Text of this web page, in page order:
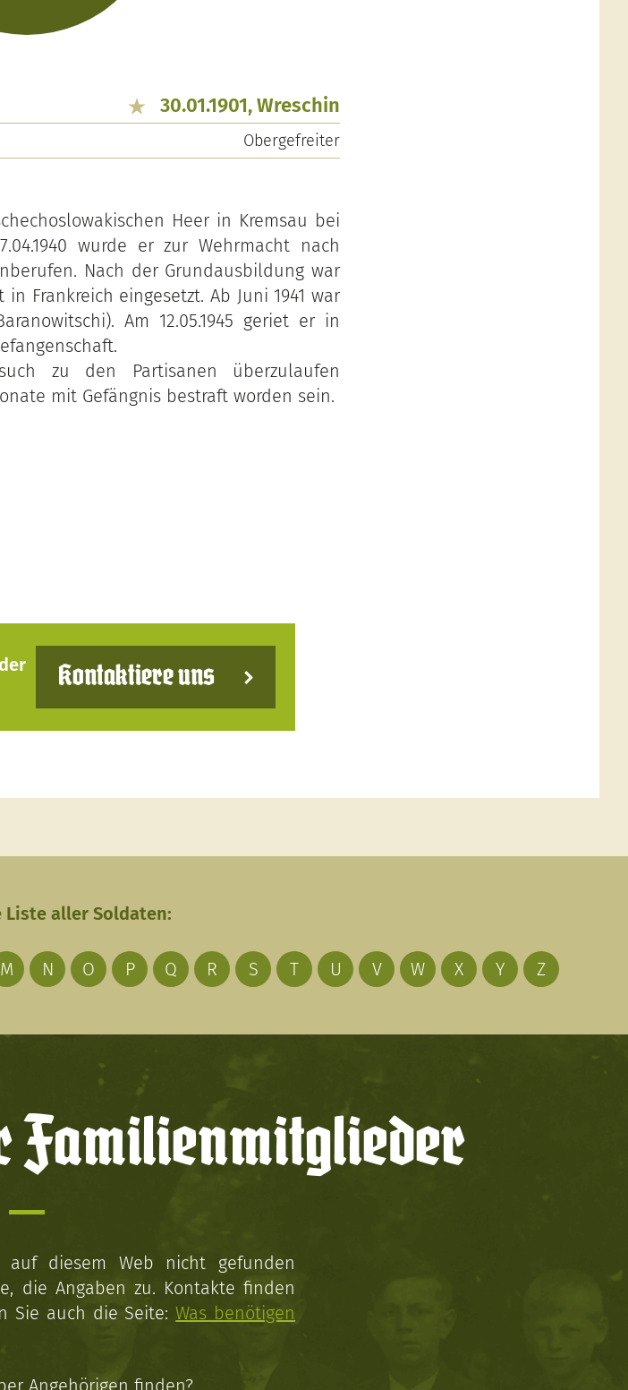
30.01.1901, Wreschin
Obergefreiter
Heer in Kremsau bei
wurde er zur Wehrmacht nach
Nach der Grundausbildung war
Frankreich eingesetzt. Ab Juni 1941 war
Am 12.05.1945 geriet er in
zu den Partisanen überzulaufen
mit Gefängnis bestraft worden sein.
Kontaktiere uns
aller Soldaten:
M N O P Q R S T U V W X Y Z
auf diesem Web nicht gefunden
die Angaben zu. Kontakte finden
Sie auch die Seite:Was benötigen
Angehörigen finden?